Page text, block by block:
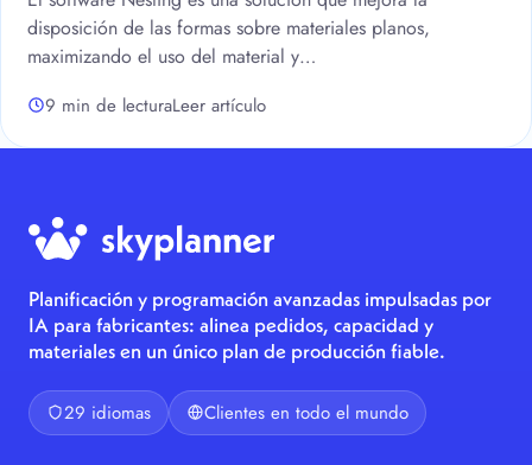
disposición de las formas sobre materiales planos,
maximizando el uso del material y…
9 min de lecturaLeer artículo
Planificación y programación avanzadas impulsadas por
IA para fabricantes: alinea pedidos, capacidad y
materiales en un único plan de producción fiable.
29 idiomas Clientes en todo el mundo